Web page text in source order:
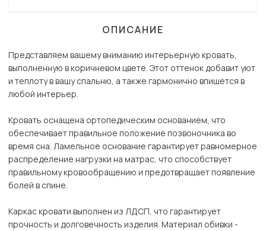
ОПИСАНИЕ
Представляем вашему вниманию интерьерную кровать,
выполненную в коричневом цвете. Этот оттенок добавит уют
и теплоту в вашу спальню, а также гармонично впишется в
любой интерьер.
Кровать оснащена ортопедическим основанием, что
обеспечивает правильное положение позвоночника во
время сна. Ламельное основание гарантирует равномерное
распределение нагрузки на матрас, что способствует
правильному кровообращению и предотвращает появление
болей в спине.
Каркас кровати выполнен из ЛДСП, что гарантирует
прочность и долговечность изделия. Материал обивки -